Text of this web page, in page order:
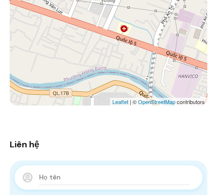
Leaflet | ©OpenStreetMapcontributors
Liên hệ